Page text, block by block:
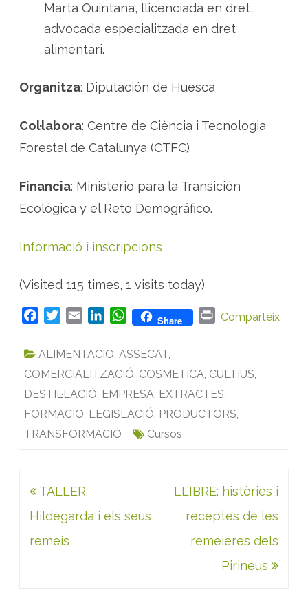
Marta Quintana, llicenciada en dret,
advocada especialitzada en dret
alimentari.
Organitza: Diputación de Huesca
Col·labora: Centre de Ciència i Tecnologia
Forestal de Catalunya (CTFC)
Financia: Ministerio para la Transición
Ecológica y el Reto Demográfico.
Informació i inscripcions
(Visited 115 times, 1 visits today)
c
b
o
o
k
t
e
r
a
l
n
e
d
I
n
W
a
t
s
A
p
p
Share
P
t
Comparteix
ALIMENTACIO, ASSECAT,
COMERCIALITZACIÓ, COSMETICA, CULTIUS,
DESTIL·LACIÓ, EMPRESA, EXTRACTES,
FORMACIO, LEGISLACIÓ, PRODUCTORS,
TRANSFORMACIÓ
Cursos
Navegació
d'entrades
TALLER:
Hildegarda i els seus
remeis
LLIBRE: històries i
receptes de les
remeieres dels
Pirineus